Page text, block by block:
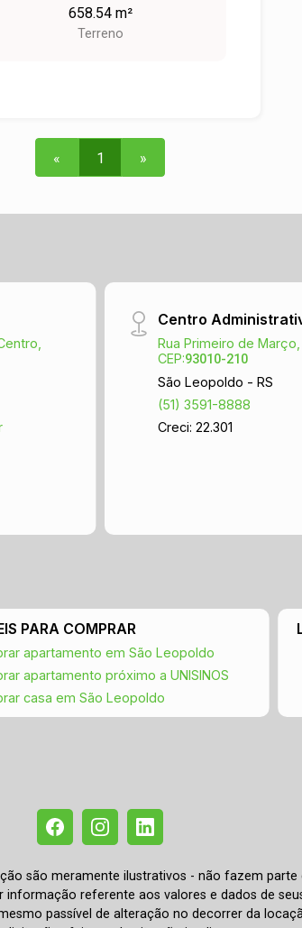
658.54 m²
Terreno
« 1 »
Centro
Rua Primeiro de
CEP:93010-210
São Leopoldo - RS
(51) 3591-8888
Creci: 22.301
PARA COMPRAR
apartamento em São Leopoldo
apartamento próximo a UNISINOS
casa em São Leopoldo
são meramente ilustrativos - não fazem
referente aos valores e dados de
passível de alteração no decorrer da